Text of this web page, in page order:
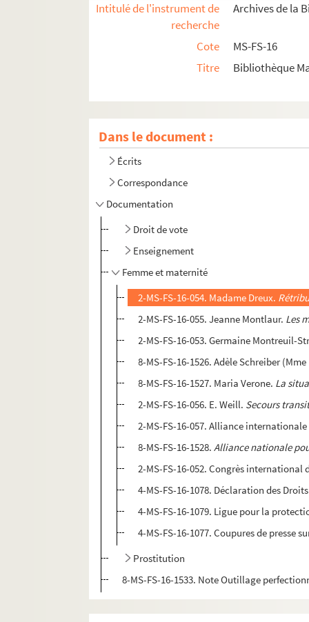
Intitulé de l'instrument de
recherche
Archives de la
Cote
MS-FS-16
Titre
Bibliothèque
Dans le document :
Écrits
Correspondance
Documentation
Droit de vote
Enseignement
Femme et maternité
2-MS-FS-16-054. Madame Dreux.
2-MS-FS-16-055. Jeanne Montlaur. Les
2-MS-FS-16-053. Germaine Montreuil-
8-MS-FS-16-1526. Adèle Schreiber
8-MS-FS-16-1527. Maria Verone. La
2-MS-FS-16-056. E. Weill. Secours
2-MS-FS-16-057. Alliance
8-MS-FS-16-1528.Alliance nationale
2-MS-FS-16-052. Congrès international
4-MS-FS-16-1078. Déclaration des
4-MS-FS-16-1079. Ligue pour la
4-MS-FS-16-1077. Coupures de presse
Prostitution
8-MS-FS-16-1533. Note Outillage